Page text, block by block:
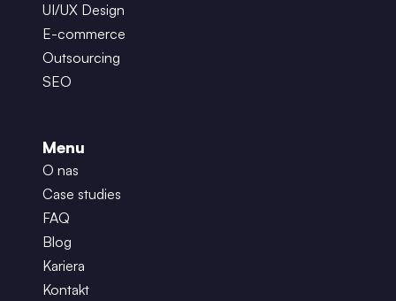
UI/UX Design
E-commerce
Outsourcing
SEO
Menu
O nas
Case studies
FAQ
Blog
Kariera
Kontakt